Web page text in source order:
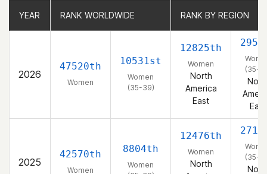
YEAR RANK WORLDWIDE RANK BY REGION
2026
47520th
Women
10531st
Women
(35-39)
12825th
Women
North
America
East
(35-
East
2025
42570th
Women
8804th
Women
12476th
Women
North
(35-
YEAR RANK WORLDWIDE RANK BY REGION